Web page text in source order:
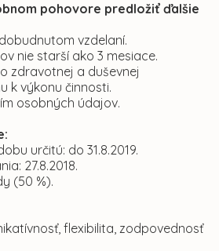
pohovore predložiť ďalšie
vzdelaní.
nie starší ako 3 mesiace.
zdravotnej a duševnej
k výkonu činnosti.
osobných údajov.
určitú: do 31.8.2019.
27.8.2018.
(50 %).
flexibilita, zodpovednosť